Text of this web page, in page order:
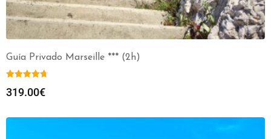
Guía Privado Marseille *** (2h)
319.00€